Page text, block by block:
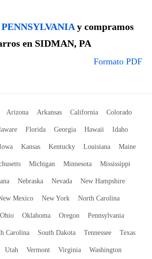
PENNSYLVANIAy compramos
en SIDMAN, PA
Formato PDF
Arizona Arkansas California Colorado
Florida Georgia Hawaii Idaho
Kansas Kentucky Louisiana Maine
Michigan Minnesota Mississippi
Nebraska Nevada New Hampshire
Mexico New York North Carolina
Ohio Oklahoma Oregon Pennsylvania
Carolina South Dakota Tennessee Texas
Utah Vermont Virginia Washington